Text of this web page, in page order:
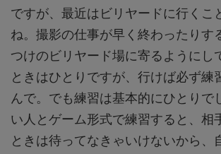
ですが、最近はビリヤードに行くこ
ね。撮影の仕事が早く終わったりす
つけのビリヤード場に寄るようにし
ときはひとりですが、行けば必ず練
んで。でも練習は基本的にひとりで
い人とゲーム形式で練習すると、相
ときは待ってなきゃいけないから、